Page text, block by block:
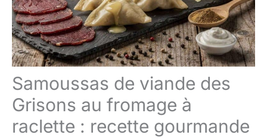
Samoussas de viande des
Grisons au fromage à
raclette : recette gourmande